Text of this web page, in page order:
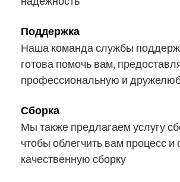
Поддержка
Наша команда службы
готова помочь вам,
профессиональную и
Сборка
Мы также предлагаем услугу
чтобы облегчить вам процесс и
качественную сборку